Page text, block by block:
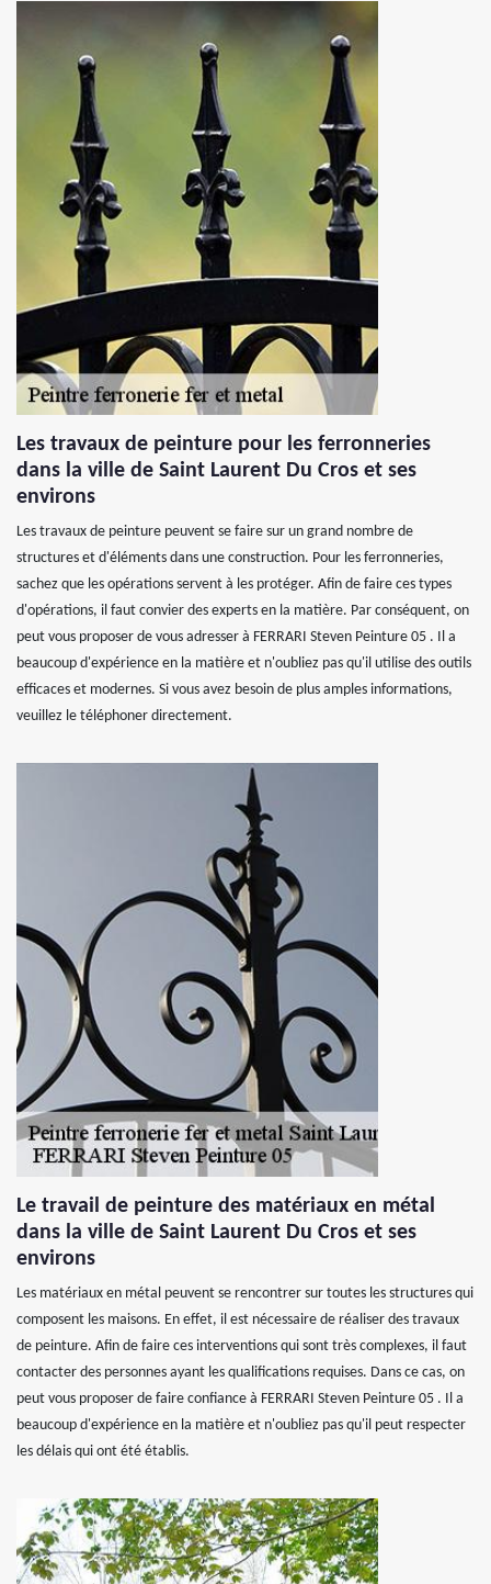
Les travaux de peinture pour les ferronneries
dans la ville de Saint Laurent Du Cros et ses
environs
Les travaux de peinture peuvent se faire sur un grand nombre de
structures et d'éléments dans une construction. Pour les ferronneries,
sachez que les opérations servent à les protéger. Afin de faire ces types
d'opérations, il faut convier des experts en la matière. Par conséquent, on
peut vous proposer de vous adresser à FERRARI Steven Peinture 05 . Il a
beaucoup d'expérience en la matière et n'oubliez pas qu'il utilise des outils
efficaces et modernes. Si vous avez besoin de plus amples informations,
veuillez le téléphoner directement.
Le travail de peinture des matériaux en métal
dans la ville de Saint Laurent Du Cros et ses
environs
Les matériaux en métal peuvent se rencontrer sur toutes les structures qui
composent les maisons. En effet, il est nécessaire de réaliser des travaux
de peinture. Afin de faire ces interventions qui sont très complexes, il faut
contacter des personnes ayant les qualifications requises. Dans ce cas, on
peut vous proposer de faire confiance à FERRARI Steven Peinture 05 . Il a
beaucoup d'expérience en la matière et n'oubliez pas qu'il peut respecter
les délais qui ont été établis.